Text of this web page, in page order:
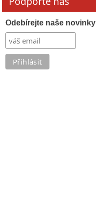
Odebírejte naše novinky